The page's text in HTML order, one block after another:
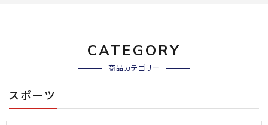
CATEGORY
商品カテゴリー
スポーツ